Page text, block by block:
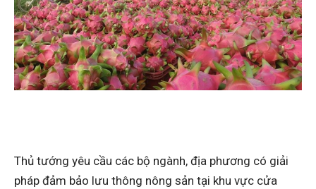
Thủ tướng yêu cầu các bộ ngành, địa phương có giải
pháp đảm bảo lưu thông nông sản tại khu vực cửa